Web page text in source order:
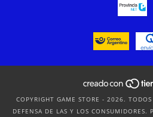
COPYRIGHT GAME STORE - 2026. TODOS
DEFENSA DE LAS Y LOS CONSUMIDORES.